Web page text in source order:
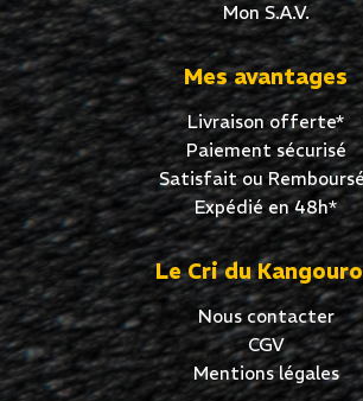
Mon S.A.V.
Mes avantages
Livraison offerte*
Paiement sécurisé
Satisfait ou
Expédié en 48h*
Le Cri du
Nous contacter
CGV
Mentions légales